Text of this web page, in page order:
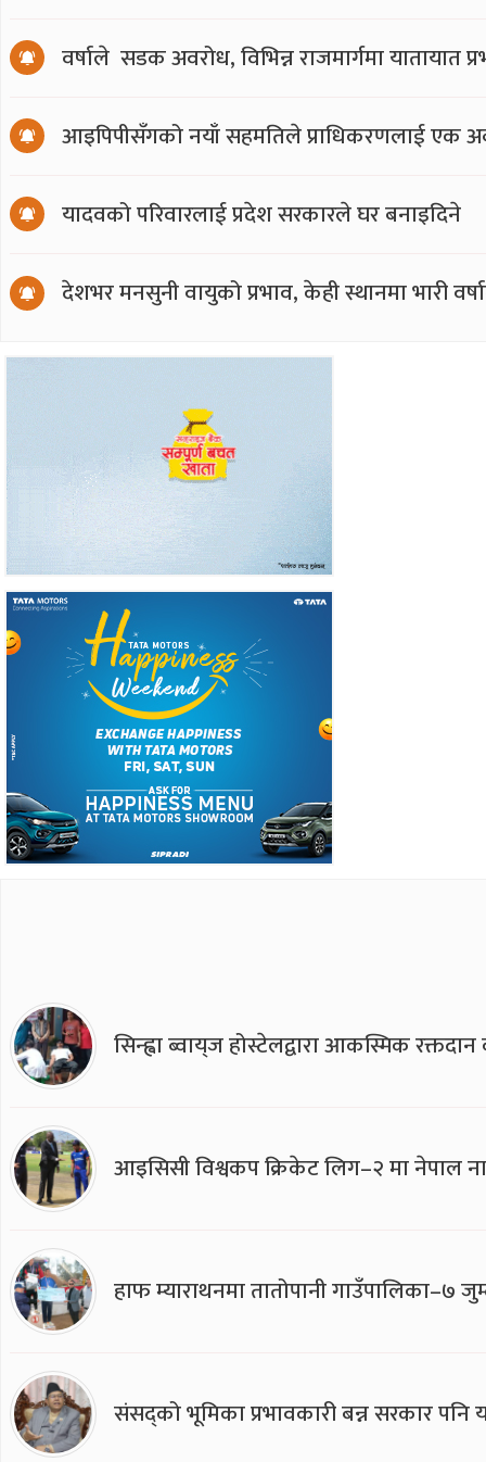
वर्षाले सडक अवरोध, विभिन्न राजमार्गमा यातायात
आइपिपीसँगको नयाँ सहमतिले प्राधिकरणलाई एक
यादवको परिवारलाई प्रदेश सरकारले घर बनाइदिने
देशभर मनसुनी वायुको प्रभाव, केही स्थानमा भारी
सिन्ह्वा ब्वाय्‌ज होस्टेलद्वारा आकस्मिक
आइसिसी विश्वकप क्रिकेट लिग–२ मा नेपाल
हाफ म्याराथनमा तातोपानी गाउँपालिका–७
संसद्को भूमिका प्रभावकारी बन्न सरकार पनि